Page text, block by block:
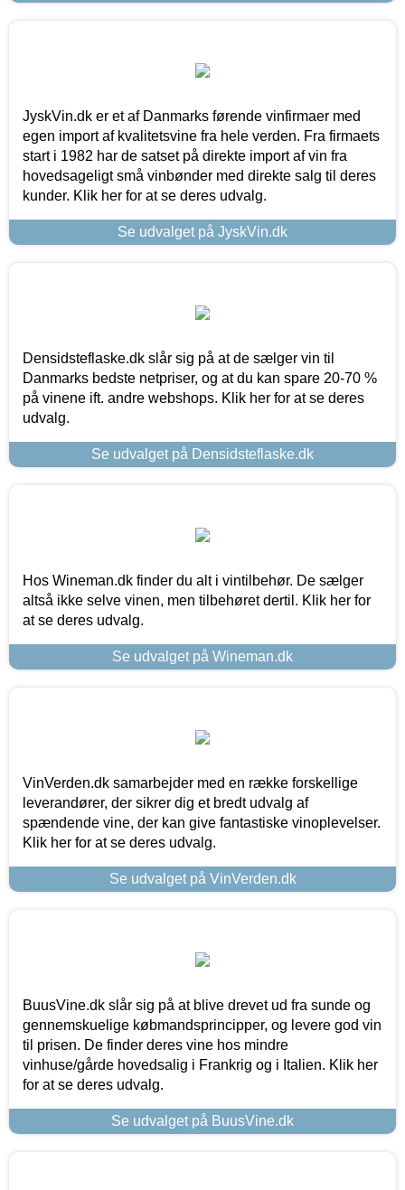
JyskVin.dk er et af Danmarks førende vinfirmaer med
egen import af kvalitetsvine fra hele verden. Fra firmaets
start i 1982 har de satset på direkte import af vin fra
hovedsageligt små vinbønder med direkte salg til deres
kunder. Klik her for at se deres udvalg.
Se udvalget på JyskVin.dk
Densidsteflaske.dk slår sig på at de sælger vin til
Danmarks bedste netpriser, og at du kan spare 20-70 %
på vinene ift. andre webshops. Klik her for at se deres
udvalg.
Se udvalget på Densidsteflaske.dk
Hos Wineman.dk finder du alt i vintilbehør. De sælger
altså ikke selve vinen, men tilbehøret dertil. Klik her for
at se deres udvalg.
Se udvalget på Wineman.dk
VinVerden.dk samarbejder med en række forskellige
leverandører, der sikrer dig et bredt udvalg af
spændende vine, der kan give fantastiske vinoplevelser.
Klik her for at se deres udvalg.
Se udvalget på VinVerden.dk
BuusVine.dk slår sig på at blive drevet ud fra sunde og
gennemskuelige købmandsprincipper, og levere god vin
til prisen. De finder deres vine hos mindre
vinhuse/gårde hovedsalig i Frankrig og i Italien. Klik her
for at se deres udvalg.
Se udvalget på BuusVine.dk